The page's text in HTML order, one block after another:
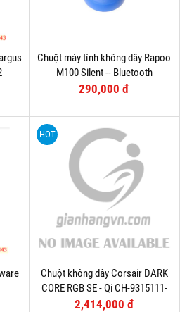
Chuột máy tính không dây Rapoo
M100 Silent -- Bluetooth
290,000 đ
HOT
Chuột không dây Corsair DARK
CORE RGB SE - Qi CH-9315111-
AP
2,414,000 đ